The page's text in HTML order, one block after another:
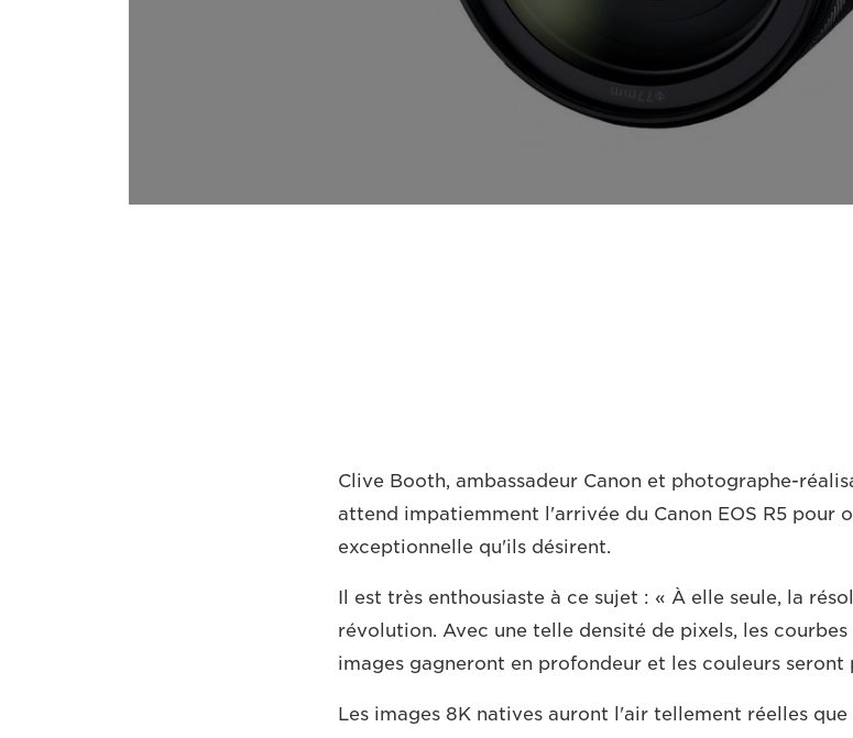
Clive Booth, ambassadeur Canon et photographe-
attend impatiemment l'arrivée du Canon EOS R5 pour
exceptionnelle qu'ils désirent.
Il est très enthousiaste à ce sujet : « À elle seule, la
révolution. Avec une telle densité de pixels, les
images gagneront en profondeur et les couleurs seront
Les images 8K natives auront l'air tellement réelles